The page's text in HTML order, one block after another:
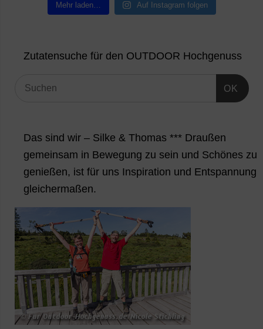
Mehr laden… Auf Instagram folgen
Zutatensuche für den OUTDOOR Hochgenuss
OK
Das sind wir – Silke & Thomas *** Draußen
gemeinsam in Bewegung zu sein und Schönes zu
genießen, ist für uns Inspiration und Entspannung
gleichermaßen.